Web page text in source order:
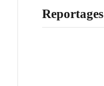
Reportages